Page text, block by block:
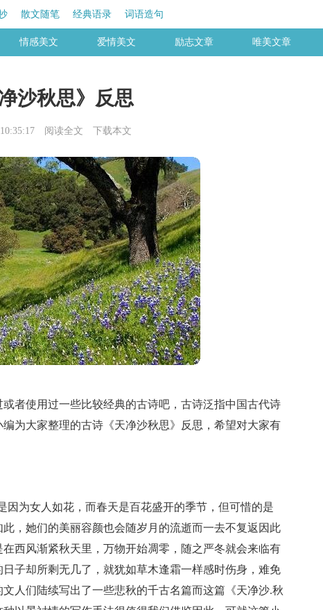
散文随笔 经典语录 词语造句
情感美文 爱情美文 励志文章 唯美文章
沙秋思》反思
阅读全文 下载本文
者使用过一些比较经典的古诗吧，古诗泛指中国古代诗
为大家整理的古诗《天净沙秋思》反思，希望对大家有
因为女人如花，而春天是百花盛开的季节，但可惜的是
，她们的美丽容颜也会随岁月的流逝而一去不复返因此
西风渐紧秋天里，万物开始凋零，随之严冬就会来临有
子却所剩无几了，就犹如草木逢霜一样感时伤身，难免
人们陆续写出了一些悲秋的千古名篇而这篇《天净沙.秋